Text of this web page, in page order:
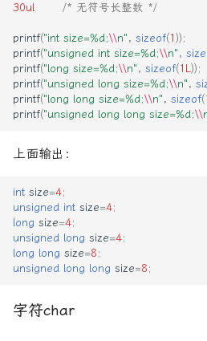
枚举常量（Enum
Constants）
宏常量（Macro
Constants）
30ul
/* 无符号长整数 */
printf("int size=%d;\\n", sizeof(1));
printf("unsigned int size=%d;\\n",
printf("long size=%d;\\n", sizeof(1L));
printf("unsigned long size=%d;\\n",
printf("long long size=%d;\\n", sizeof(
printf("unsigned long long size=%d;\\
上面输出：
int size=4;
unsigned int size=4;
long size=4;
unsigned long size=4;
long long size=8;
unsigned long long size=8;
字符char